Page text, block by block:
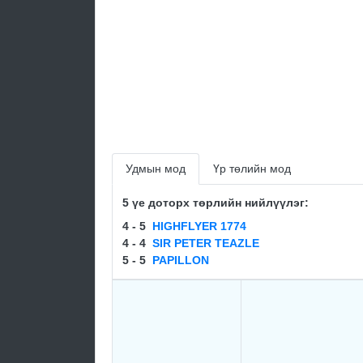
Удмын мод Үр төлийн мод
5 үе доторх төрлийн нийлүүлэг:
4 - 5 HIGHFLYER 1774
4 - 4 SIR PETER TEAZLE
5 - 5 PAPILLON